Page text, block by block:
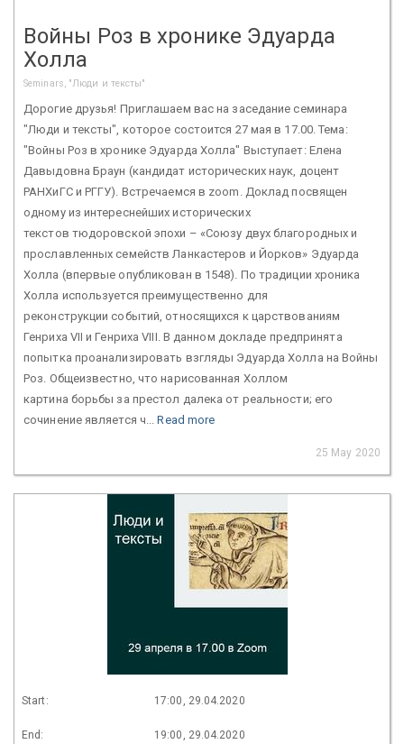
Войны Роз в хронике Эдуарда
Холла
Seminars, "Люди и тексты"
Дорогие друзья! Приглашаем вас на заседание семинара
"Люди и тексты", которое состоится 27 мая в 17.00. Тема:
"Войны Роз в хронике Эдуарда Холла" Выступает: Елена
Давыдовна Браун (кандидат исторических наук, доцент
РАНХиГС и РГГУ). Встречаемся в zoom. Доклад посвящен
одному из интереснейших исторических
текстов тюдоровской эпохи – «Союзу двух благородных и
прославленных семейств Ланкастеров и Йорков» Эдуарда
Холла (впервые опубликован в 1548). По традиции хроника
Холла используется преимущественно для
реконструкции событий, относящихся к царствованиям
Генриха VII и Генриха VIII. В данном докладе предпринята
попытка проанализировать взгляды Эдуарда Холла на Войны
Роз. Общеизвестно, что нарисованная Холлом
картина борьбы за престол далека от реальности; его
сочинение является ч...Read more
25 May 2020
Start: 17:00, 29.04.2020
End: 19:00, 29.04.2020